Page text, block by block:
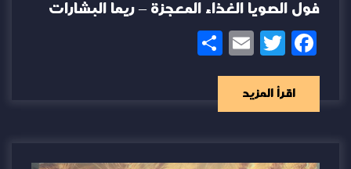
فول الصويا الغذاء المعجزة – ريما البشارات
Facebook
Twitter
Email
اقرأ المزيد